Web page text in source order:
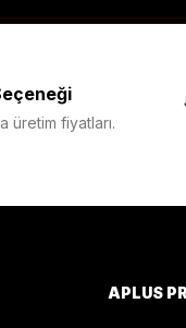
üretim fiyatları.
APLUS